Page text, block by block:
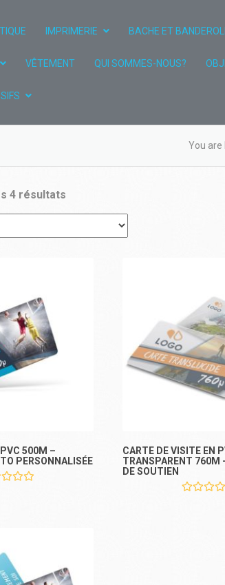
IMPRIMERIE BACHE ET
VÊTEMENT QUI SOMMES-NOUS?
You are
4 résultats
PVC 500Μ –
PERSONNALISÉE
CARTE DE VISITE EN
TRANSPARENT 760Μ
DE SOUTIEN